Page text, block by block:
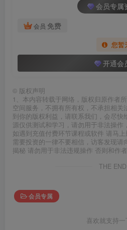
会员专属
会员 免费
您暂
开通会
© 版权声明
1、本内容转载于网络，版权归原作者
空间服务，不拥有所有权，不承担相关
到你的版权利益，请联系我们，会尽快
源仅供测试和学习，请勿用于非法操作
如遇到充值付费环节课程或软件 请马
需要投资的一律不要相信，访客发现请
揭秘 请勿用于非法违规操作 否则和作
THE END
会员专属
喜欢就支持